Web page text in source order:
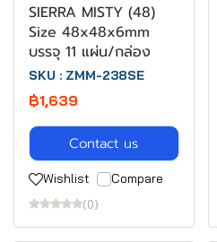
SIERRA MISTY (48)
Size 48x48x6mm
บรรจุ 11 แผ่น/กล่อง
SKU : ZMM-238SE
฿1,639
Contact us
Wishlist
Compare
(0)